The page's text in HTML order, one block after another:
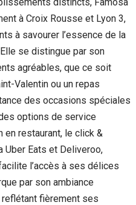
à Croix Rousse et Lyon 3,
à savourer l’essence de la
se distingue par son
agréables, que ce soit
Valentin ou un repas
des occasions spéciales
options de service
restaurant, le click &
Uber Eats et Deliveroo,
l’accès à ses délices
par son ambiance
fièrement ses